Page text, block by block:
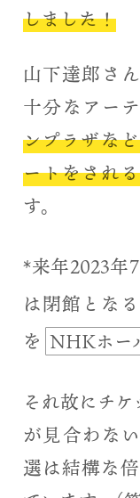
しました！
山下達郎さ
十分なアー
ンプラザな
ートをされる
す。
*来年2023年
は閉館とな
を NHKホー
それ故にチ
が見合わな
選は結構な